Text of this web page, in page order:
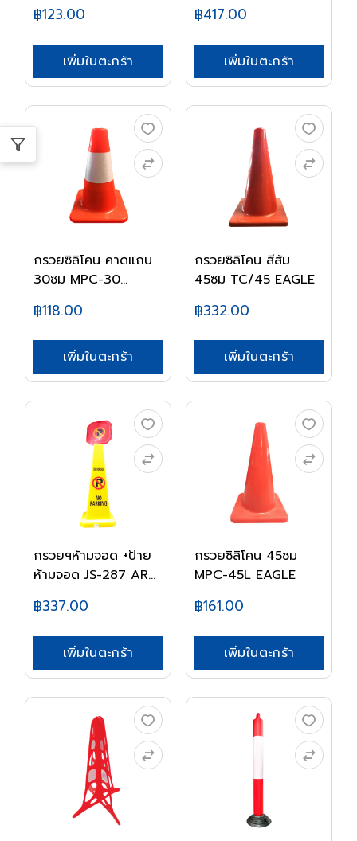
฿123.00
เพิ่มในตะกร้า
฿417.00
เพิ่มในตะกร้า
กรวยซิลิโคน คาดแถบ
30ซม MPC-30
฿118.00
เพิ่มในตะกร้า
กรวยซิลิโคน สีส้ม
45ซม TC/45 EAGLE
฿332.00
เพิ่มในตะกร้า
กรวยฯห้ามจอด +ป้าย
ห้ามจอด JS-287 AR...
฿337.00
เพิ่มในตะกร้า
กรวยซิลิโคน 45ซม
MPC-45L EAGLE
฿161.00
เพิ่มในตะกร้า